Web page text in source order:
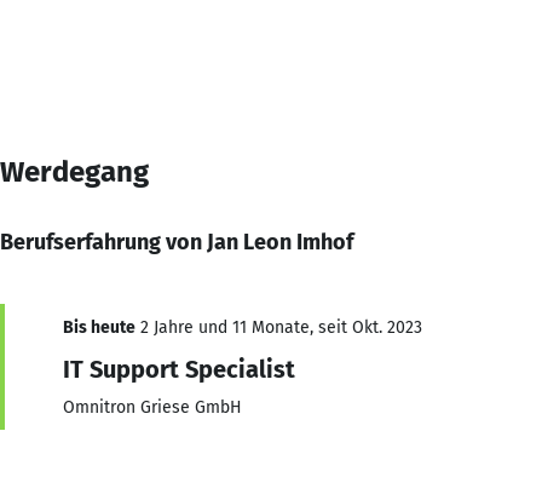
Werdegang
Berufserfahrung von Jan Leon Imhof
Bis heute 2 Jahre und 11 Monate, seit Okt. 2023
IT Support Specialist
Omnitron Griese GmbH